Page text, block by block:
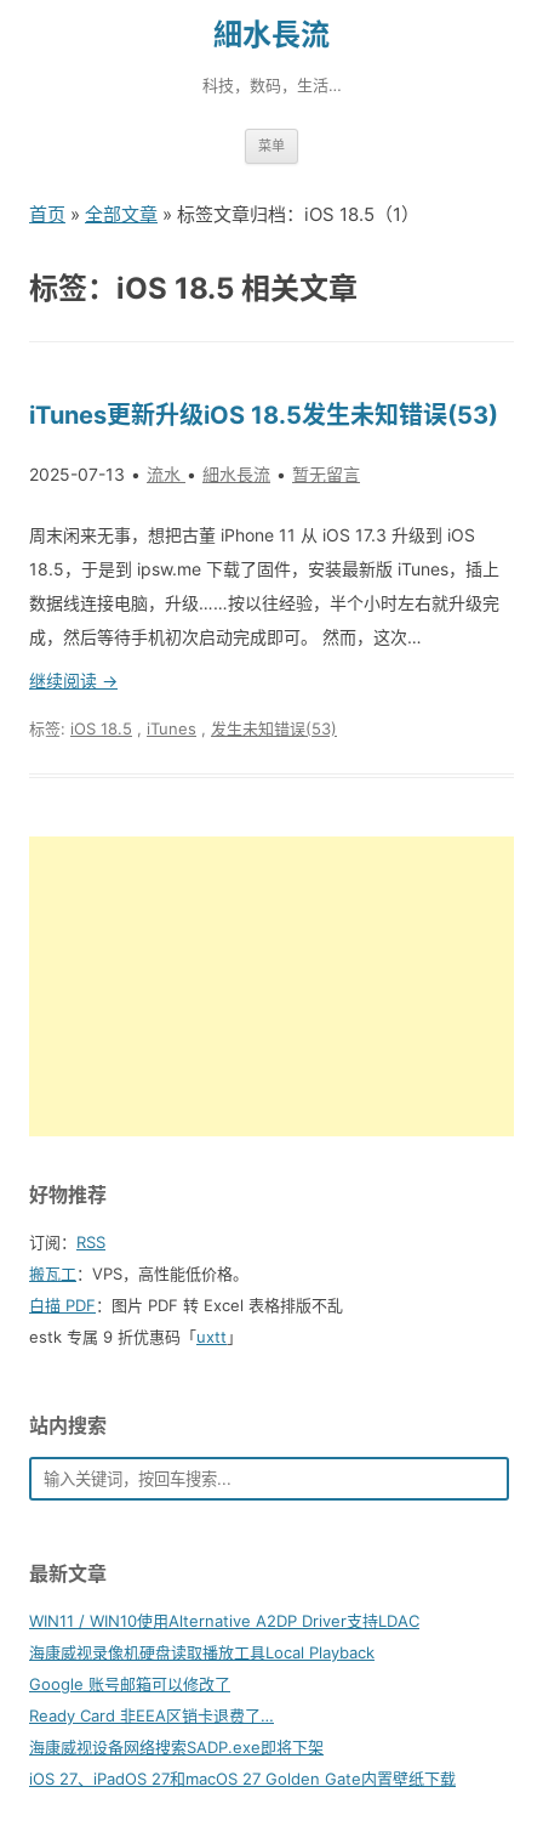
細水長流
科技，数码，生活…
菜单
到
首页 » 全部文章 » 标签文章归档：iOS 18.5（1）
标签：iOS 18.5 相关文章
iTunes更新升级iOS 18.5发生未知错误(53)
2025-07-13 流水 細水長流 暂无留言
周末闲来无事，想把古董 iPhone 11 从 iOS 17.3 升级到 iOS
18.5，于是到 ipsw.me 下载了固件，安装最新版 iTunes，插上
数据线连接电脑，升级……按以往经验，半个小时左右就升级完
成，然后等待手机初次启动完成即可。 然而，这次…
继续阅读 →
标签: iOS 18.5 iTunes 发生未知错误(53)
好物推荐
订阅： RSS
搬瓦工：VPS，高性能低价格。️
白描 PDF：图片 PDF 转 Excel 表格排版不乱
estk 专属 9 折优惠码「uxtt 」
站内搜索
最新文章
WIN11 / WIN10使用Alternative A2DP Driver支持LDAC
海康威视录像机硬盘读取播放工具Local Playback
Google 账号邮箱可以修改了
Ready Card 非EEA区销卡退费了…
海康威视设备网络搜索SADP.exe即将下架
iOS 27、iPadOS 27和macOS 27 Golden Gate内置壁纸下载